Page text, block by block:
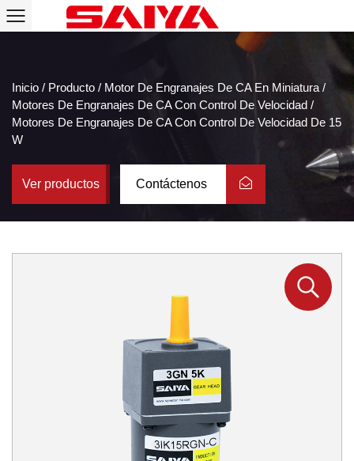
Inicio / Producto / Motor De Engranajes De CA En Miniatura /
Motores De Engranajes De CA Con Control De Velocidad /
Motores De Engranajes De CA Con Control De Velocidad De 15
W
Ver productos Contáctenos